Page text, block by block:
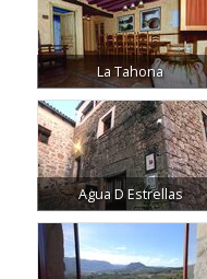
La Tahona
Agua D Estrellas